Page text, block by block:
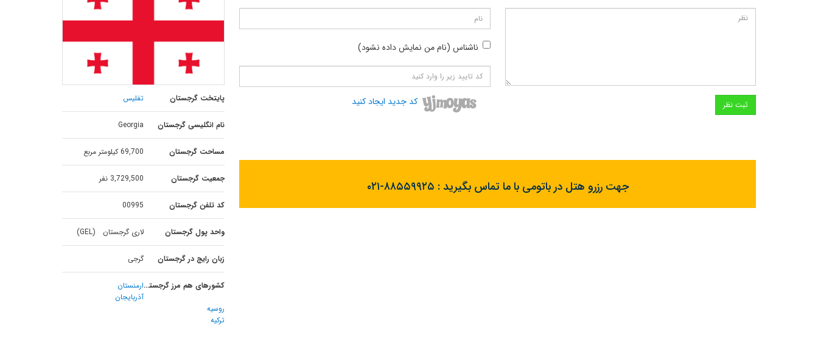
ناشناس (نام من نمایش داده نشود)
کد جدید ایجاد کنید
جهت رزرو هتل در باتومی با ما تماس بگیرید : ۰۲۱-۸۸۵۵۹۹۲۵
پایتخت گرجستان تفلیس
نام انگلیسی گرجستان Georgia
مساحت گرجستان 69,700 کیلومتر مربع
جمعیت گرجستان 3,729,500 نفر
کد تلفن گرجستان 00995
واحد پول گرجستان لاری گرجستان (GEL)
زبان رایج در گرجستان گرجی
کشورهای هم مرز گرجستانارمنستان
آذربایجان
روسیه
ترکیه